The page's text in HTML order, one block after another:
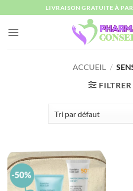
au
contenu
LIVRAISON GRATUITE À
ACCUEIL /
FILTRER